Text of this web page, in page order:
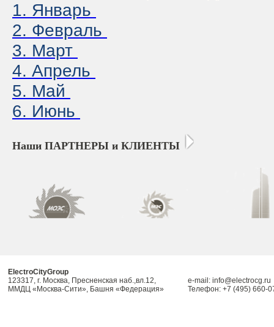
1. Январь
2. Февраль
3. Март
4. Апрель
5. Май
6. Июнь
Наши ПАРТНЕРЫ и КЛИЕНТЫ
ElectroCityGroup
123317, г. Москва, Пресненская наб.,вл.12,
ММДЦ «Москва-Сити», Башня «Федерация»
e-mail: info@electrocg.ru
Телефон: +7 (495) 660-